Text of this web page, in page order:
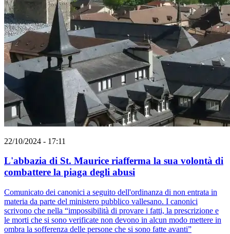
22/10/2024 - 17:11
L'abbazia di St. Maurice riafferma la sua volontà di
combattere la piaga degli abusi
Comunicato dei canonici a seguito dell'ordinanza di non entrata in
materia da parte del ministero pubblico vallesano. I canonici
scrivono che nella “impossibilità di provare i fatti, la prescrizione e
le morti che si sono verificate non devono in alcun modo mettere in
ombra la sofferenza delle persone che si sono fatte avanti”